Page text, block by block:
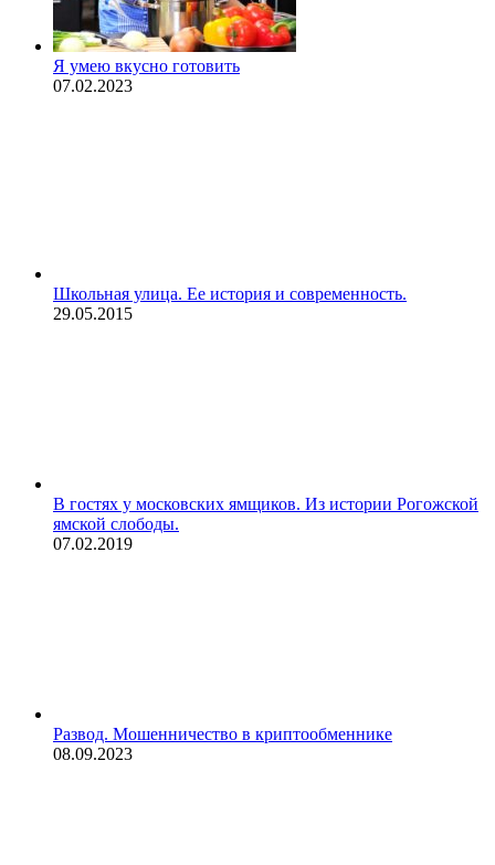
Я умею вкусно готовить
07.02.2023
Школьная улица. Ее история и современность.
29.05.2015
В гостях у московских ямщиков. Из истории Рогожской
ямской слободы.
07.02.2019
Развод. Мошенничество в криптообменнике
08.09.2023